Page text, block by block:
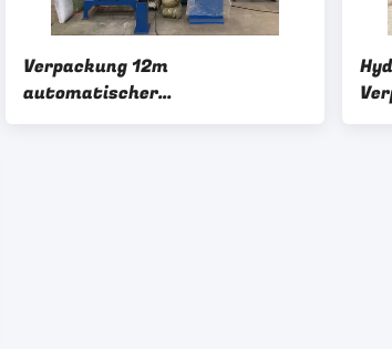
Verpackung 12m
automatischer
Verpackmaschine 17.2kw